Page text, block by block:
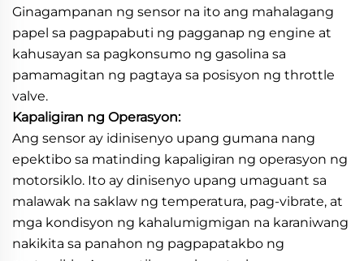
Ginagampanan ng sensor na ito ang mahalagang
papel sa pagpapabuti ng pagganap ng engine at
kahusayan sa pagkonsumo ng gasolina sa
pamamagitan ng pagtaya sa posisyon ng throttle
valve.
Kapaligiran ng Operasyon:
Ang sensor ay idinisenyo upang gumana nang
epektibo sa matinding kapaligiran ng operasyon ng
motorsiklo. Ito ay dinisenyo upang umaguant sa
malawak na saklaw ng temperatura, pag-vibrate, at
mga kondisyon ng kahalumigmigan na karaniwang
nakikita sa panahon ng pagpapatakbo ng